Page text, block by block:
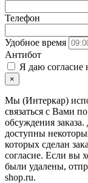
Телефон
Удобное время
Антибот
Я даю согласие
×
Мы (Интеркар)
связаться с Вами
обсуждения
доступны
которых сделан
согласие. Если вы
были удалены,
shop.ru.